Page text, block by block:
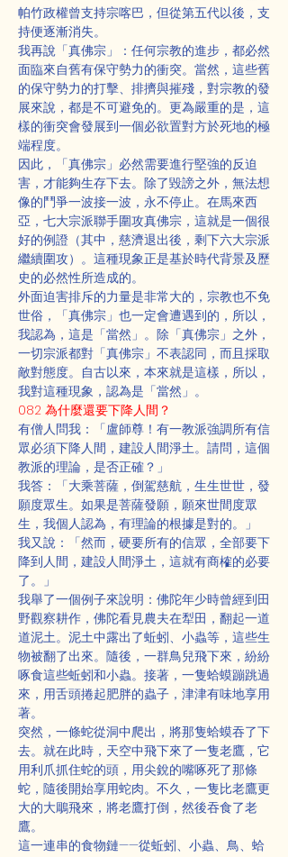
帕竹政權曾支持宗喀巴，但從第五代以後，支
持便逐漸消失。
我再說「真佛宗」：任何宗教的進步，都必然
面臨來自舊有保守勢力的衝突。當然，這些舊
的保守勢力的打擊、排擠與摧殘，對宗教的發
展來說，都是不可避免的。更為嚴重的是，這
樣的衝突會發展到一個必欲置對方於死地的極
端程度。
因此，「真佛宗」必然需要進行堅強的反迫
害，才能夠生存下去。除了毀謗之外，無法想
像的鬥爭一波接一波，永不停止。在馬來西
亞，七大宗派聯手圍攻真佛宗，這就是一個很
好的例證（其中，慈濟退出後，剩下六大宗派
繼續圍攻）。這種現象正是基於時代背景及歷
史的必然性所造成的。
外面迫害排斥的力量是非常大的，宗教也不免
世俗，「真佛宗」也一定會遭遇到的，所以，
我認為，這是「當然」。除「真佛宗」之外，
一切宗派都對「真佛宗」不表認同，而且採取
敵對態度。自古以來，本來就是這樣，所以，
我對這種現象，認為是「當然」。
082 為什麼還要下降人間？
有僧人問我：「盧師尊！有一教派強調所有信
眾必須下降人間，建設人間淨土。請問，這個
教派的理論，是否正確？」
我答：「大乘菩薩，倒駕慈航，生生世世，發
願度眾生。如果是菩薩發願，願來世間度眾
生，我個人認為，有理論的根據是對的。」
我又說：「然而，硬要所有的信眾，全部要下
降到人間，建設人間淨土，這就有商榷的必要
了。」
我舉了一個例子來說明：佛陀年少時曾經到田
野觀察耕作，佛陀看見農夫在犁田，翻起一道
道泥土。泥土中露出了蚯蚓、小蟲等，這些生
物被翻了出來。隨後，一群鳥兒飛下來，紛紛
啄食這些蚯蚓和小蟲。接著，一隻蛤蟆蹦跳過
來，用舌頭捲起肥胖的蟲子，津津有味地享用
著。
突然，一條蛇從洞中爬出，將那隻蛤蟆吞了下
去。就在此時，天空中飛下來了一隻老鷹，它
用利爪抓住蛇的頭，用尖銳的嘴啄死了那條
蛇，隨後開始享用蛇肉。不久，一隻比老鷹更
大的大鵰飛來，將老鷹打倒，然後吞食了老
鷹。
這一連串的食物鏈——從蚯蚓、小蟲、鳥、蛤